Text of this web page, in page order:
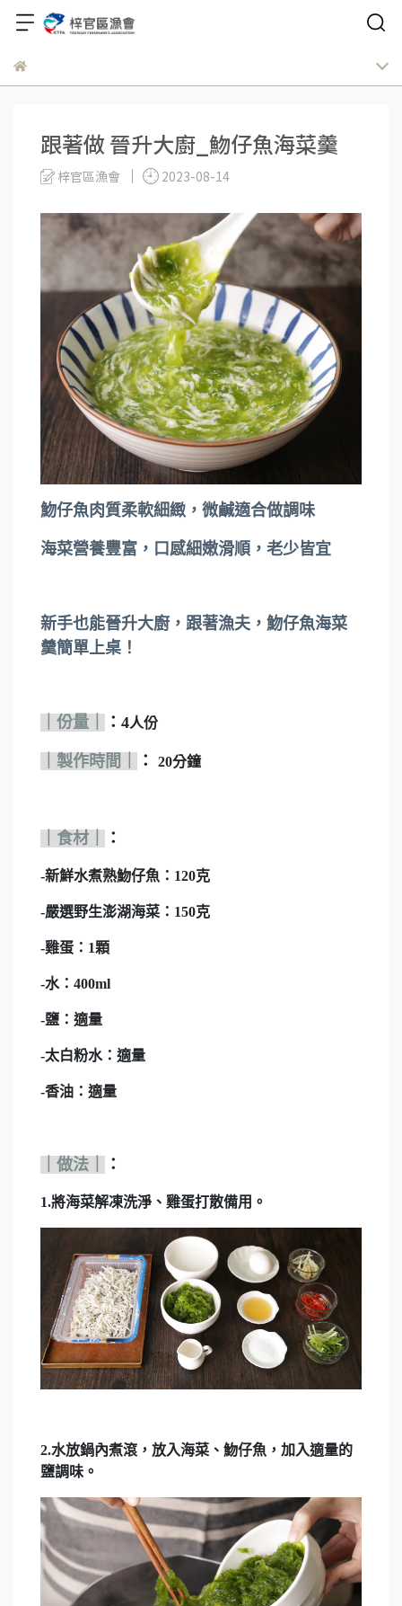
跟著做 晉升大廚_魩仔魚海菜羹
梓官區漁會 2023-08-14
魩仔魚肉質柔軟細緻，微鹹適合做調味
海菜營養豐富，口感細嫩滑順，老少皆宜
新手也能晉升大廚，跟著漁夫，魩仔魚海菜
羹簡單上桌！
｜份量｜ ：4人份
｜製作時間｜ ： 20分鐘
｜食材｜ ：
-新鮮水煮熟魩仔魚：120克
-嚴選野生澎湖海菜：150克
-雞蛋：1顆
-水：400ml
-鹽：適量
-太白粉水：適量
-香油：適量
｜做法｜ ：
1.將海菜解凍洗淨、雞蛋打散備用。
2.水放鍋內煮滾，放入海菜、魩仔魚，加入適量的
鹽調味。